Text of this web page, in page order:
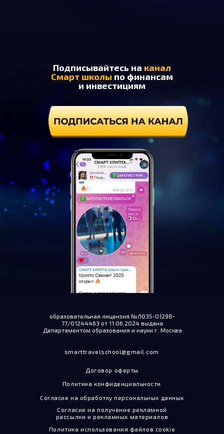
Подписывайтесь на канал
Смарт школы по финансам
и инвестициям
smarttravelschool@gmail.com
Политика конфиденциальности
Договор оферты
Политика использования файлов cookie
Согласие на получение рекламной
рассылки и рекламных материалов
Согласие на обработку персональных данных
образовательная лицензия №ЛО35-01298-
77/01244463 от 11.06.2024 выдана
Департаментом образования и науки г. Москва